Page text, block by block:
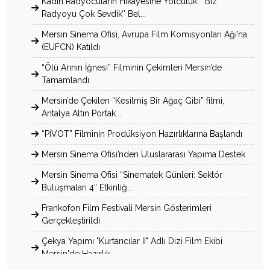
Radyoyu Çok Sevdik’’ Bel...
Mersin Sinema Ofisi, Avrupa Film Komisyonları Ağı’na
(EUFCN) Katıldı
“Ölü Arının İğnesi” Filminin Çekimleri Mersin’de
Tamamlandı
Mersin’de Çekilen “Kesilmiş Bir Ağaç Gibi” filmi,
Antalya Altın Portak...
“PİVOT” Filminin Prodüksiyon Hazırlıklarına Başlandı
Mersin Sinema Ofisi’nden Uluslararası Yapıma Destek
Mersin Sinema Ofisi “Sinematek Günleri: Sektör
Buluşmaları 4” Etkinliğ...
Frankofon Film Festivali Mersin Gösterimleri
Gerçekleştirildi
Çekya Yapımı "Kurtarıcılar II" Adlı Dizi Film Ekibi
Mersin'de Hazırlık...